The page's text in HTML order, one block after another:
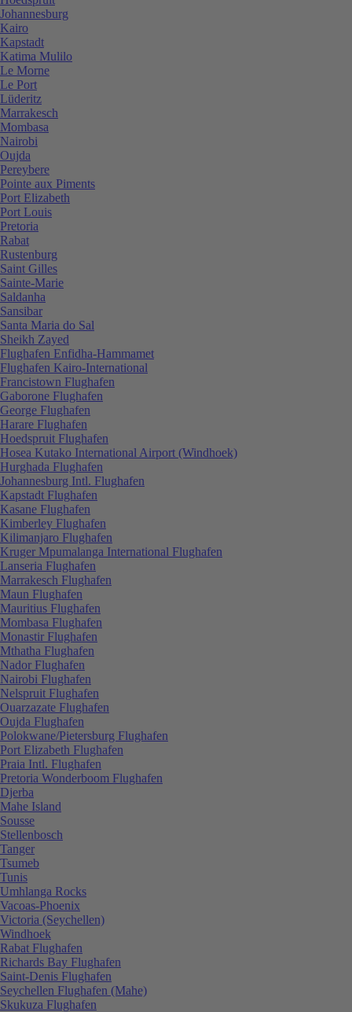
Johannesburg
Kairo
Kapstadt
Katima Mulilo
Le Morne
Le Port
Lüderitz
Marrakesch
Mombasa
Nairobi
Oujda
Pereybere
Pointe aux Piments
Port Elizabeth
Port Louis
Pretoria
Rabat
Rustenburg
Saint Gilles
Sainte-Marie
Saldanha
Sansibar
Santa Maria do Sal
Sheikh Zayed
Flughafen Enfidha-Hammamet
Flughafen Kairo-International
Francistown Flughafen
Gaborone Flughafen
George Flughafen
Harare Flughafen
Hoedspruit Flughafen
Hosea Kutako International Airport (Windhoek)
Hurghada Flughafen
Johannesburg Intl. Flughafen
Kapstadt Flughafen
Kasane Flughafen
Kimberley Flughafen
Kilimanjaro Flughafen
Kruger Mpumalanga International Flughafen
Lanseria Flughafen
Marrakesch Flughafen
Maun Flughafen
Mauritius Flughafen
Mombasa Flughafen
Monastir Flughafen
Mthatha Flughafen
Nador Flughafen
Nairobi Flughafen
Nelspruit Flughafen
Ouarzazate Flughafen
Oujda Flughafen
Polokwane/Pietersburg Flughafen
Port Elizabeth Flughafen
Praia Intl. Flughafen
Pretoria Wonderboom Flughafen
Djerba
Mahe Island
Sousse
Stellenbosch
Tanger
Tsumeb
Tunis
Umhlanga Rocks
Vacoas-Phoenix
Victoria (Seychellen)
Windhoek
Rabat Flughafen
Richards Bay Flughafen
Saint-Denis Flughafen
Seychellen Flughafen (Mahe)
Skukuza Flughafen